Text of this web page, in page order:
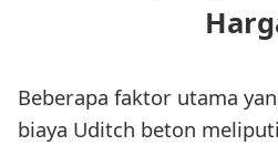
Beberapa faktor utama
biaya Uditch beton